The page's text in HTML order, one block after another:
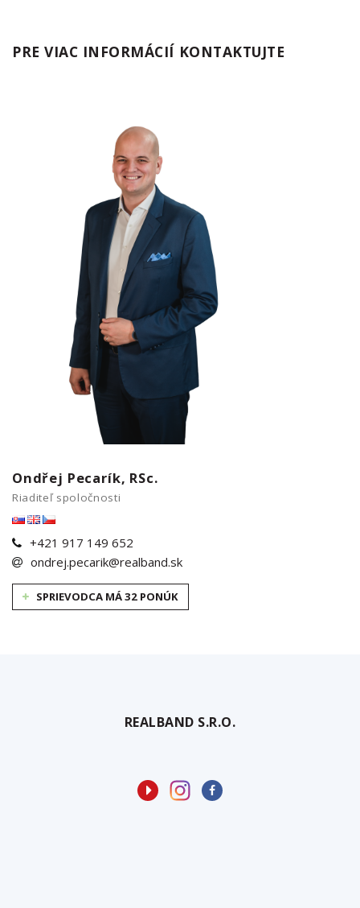
PRE VIAC INFORMÁCIÍ KONTAKTUJTE
Ondřej Pecarík, RSc.
Riaditeľ spoločnosti
+421 917 149 652
ondrej.pecarik@realband.sk
SPRIEVODCA MÁ 32 PONÚK
REALBAND S.R.O.